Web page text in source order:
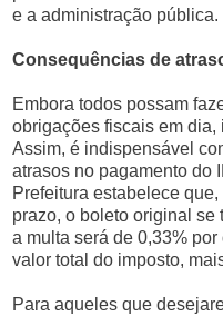
e a administração pública.
Consequências de
Embora todos possam
obrigações fiscais em dia,
Assim, é indispensável
atrasos no pagamento do
Prefeitura estabelece
prazo, o boleto original se
a multa será de 0,33%
valor total do imposto,
Para aqueles que